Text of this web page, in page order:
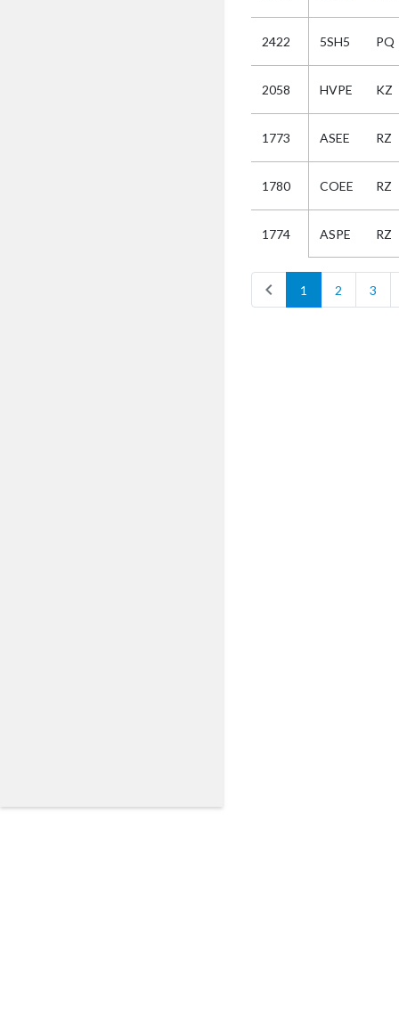
2422 5SH5 PQ
2058 HVPE KZ
1773 ASEE RZ
1780 COEE RZ
1774 ASPE RZ
chevron_left 1 2 3